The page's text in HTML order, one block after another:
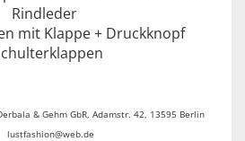
Rindleder
mit Klappe + Druckknopf
& Gehm GbR, Adamstr. 42, 13595 Berlin
lustfashion@web.de